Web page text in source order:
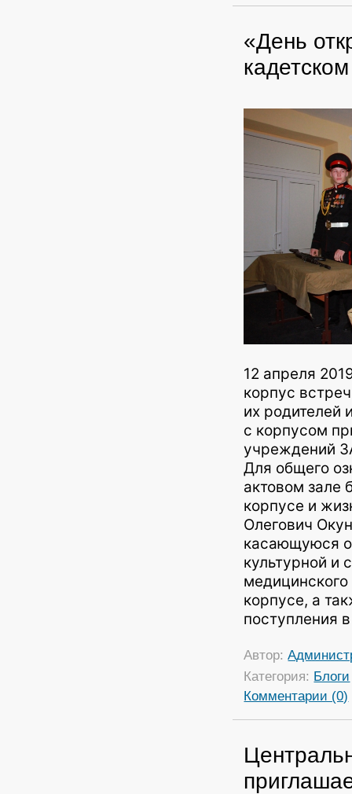
«День
12 апреля
корпус
их родителей
с корпусом
учреждений
Для общего
актовом зале
корпусе и
Олегович
касающуюся
культурной и
корпусе, а
поступления
Автор:
Категория: Блоги
Комментарии (0)